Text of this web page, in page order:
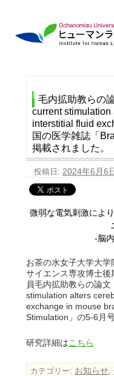
毛内拡助教らの
current
interstitial fluid
国の医学雑誌「
掲載されました。
投稿日: 2024年6月6
微弱な電気刺激によ
-脳
お茶の水女子大学大
サイエンス専攻博士
員毛内拡助教らの論
stimulation alters
exchange in mouse
Stimulation」の5-6月
研究詳細はこちら
カテゴリー: お知らせ ,